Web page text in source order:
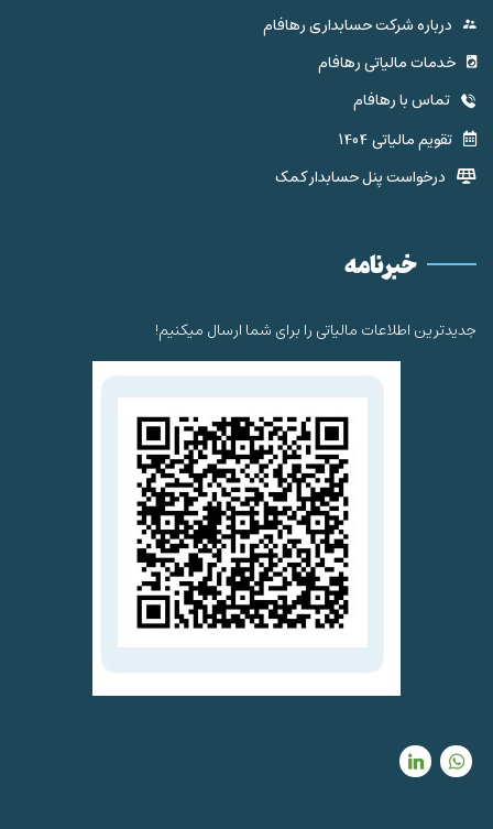
درباره شرکت حسابداری رهافام
خدمات مالیاتی رهافام
تماس با رهافام
تقویم مالیاتی 1404
درخواست پنل حسابدار کمک
خبرنامه
جدیدترین اطلاعات مالیاتی را برای شما ارسال میکنیم!